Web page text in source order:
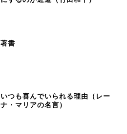
著書
いつも喜んでいられる理由（レー
ナ・マリアの名言）